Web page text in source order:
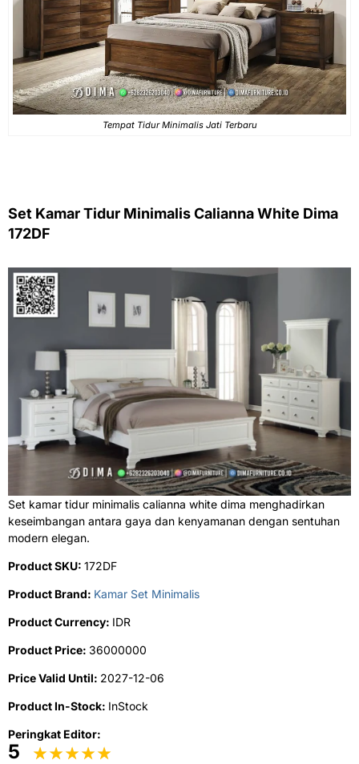
Tempat Tidur Minimalis Jati Terbaru
Set Kamar Tidur Minimalis Calianna White Dima
172DF
Set kamar tidur minimalis calianna white dima menghadirkan
keseimbangan antara gaya dan kenyamanan dengan sentuhan
modern elegan.
Product SKU: 172DF
Product Brand: Kamar Set Minimalis
Product Currency: IDR
Product Price: 36000000
Price Valid Until: 2027-12-06
Product In-Stock: InStock
Peringkat Editor:
5